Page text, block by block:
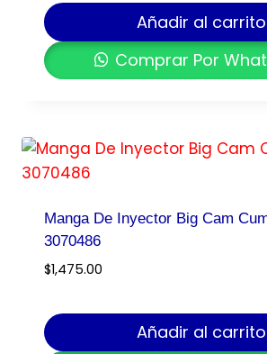
Añadir al carrito
Comprar Por
Manga De Inyector Big Cam
3070486
$1,475.00
Añadir al carrito